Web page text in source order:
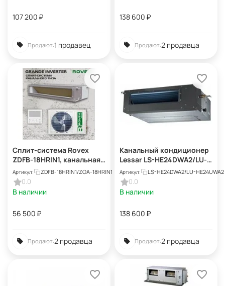
107 200 ₽
Продают:1 продавец
138 600 ₽
Продают:2 продавца
Сплит-система Rovex
ZDFB-18HRIN1, канальная,
инверторная, площадь
54м?, серая
Артикул: ZDFB-18HRIN1/ZOA-18HRIN1
0.0
В наличии
56 500 ₽
Продают:2 продавца
Канальный кондиционер
Lessar LS-HE24DWA2/LU-
HE24UWA2, серебристый
Артикул: LS-HE24DWA2/LU-HE24UWA2
0.0
В наличии
138 600 ₽
Продают:2 продавца